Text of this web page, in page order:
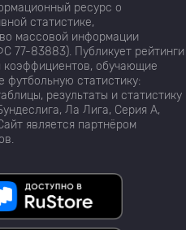
ресурс о
статистике,
массовой информации
77-83883). Публикует рейтинги
коэффициентов, обучающие
футбольную статистику:
результаты и статистику
Ла Лига, Серия А,
является партнёром